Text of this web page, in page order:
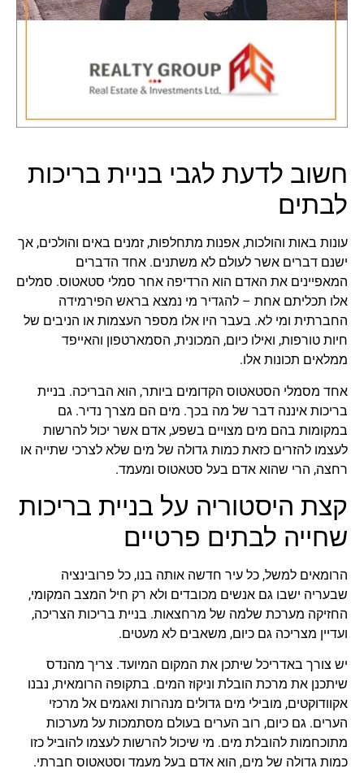
חשוב לדעת לגבי בניית בריכות
לבתים
עונות באות והולכות, אפנות מתחלפות, זמנים באים והולכים, אך
ישנם דברים אשר לעולם לא משתנים. אחד הדברים
המאפיינים את האדם הוא הרדיפה אחר סמלי סטאטוס. סמלים
אלו תכליתם אחת – להגדיר מי נמצא בראש הפירמידה
החברתית ומי לא. בעבר היו אלו מספר העצמות או הניבים של
חיות טורפות, ואילו כיום, המכונית, הסמארטפון והאייפד
ממלאים תכונות אלו.
אחד מסמלי הסטאטוס הקדומים ביותר, הוא הבריכה. בניית
בריכות איננה דבר של מה בכך. מים הם מצרך נדיר. גם
במקומות בהם מים מצויים בשפע, אדם אשר יכול להרשות
לעצמו להזרים כזאת כמות גדולה של מים שלא לצרכי שתייה או
רחצה, הרי שהוא אדם בעל סטאטוס ומעמד.
קצת היסטוריה על בניית בריכות
שחייה לבתים פרטיים
הרומאים למשל, כל עיר חדשה אותה בנו, כל פרובינציה
שבעריה ישבו גם אנשים מכובדים ולא רק חיל המצב המקומי,
החזיקה מערכת שלמה של מרחצאות. בניית בריכות הצריכה,
ועדיין מצריכה גם כיום, משאבים לא מעטים.
יש צורך באדריכל שיתכן את המקום המיועד. צריך מהנדס
שיתכנן את מרכת הובלת וניקוז המים. בתקופה הרומאית, נבנו
אקוודוקטים, מובילי מים גדולים מנהרות ואגמים אל מרכזי
הערים. גם כיום, רוב הערים בעולם מסתמכות על מערכות
מתוכחמות להובלת מים. מי שיכול להרשות לעצמו להוביל כזו
כמות גדולה של מים, הוא אדם בעל מעמד וסטאטוס חברתי.